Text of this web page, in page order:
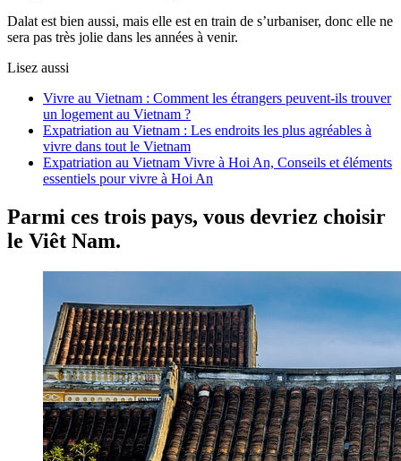
Dalat est bien aussi, mais elle est en train de s’urbaniser, donc elle ne
sera pas très jolie dans les années à venir.
Lisez aussi
Vivre au Vietnam : Comment les étrangers peuvent-ils trouver
un logement au Vietnam ?
Expatriation au Vietnam : Les endroits les plus agréables à
vivre dans tout le Vietnam
Expatriation au Vietnam Vivre à Hoi An, Conseils et éléments
essentiels pour vivre à Hoi An
Parmi ces trois pays, vous devriez choisir
le Viêt Nam.